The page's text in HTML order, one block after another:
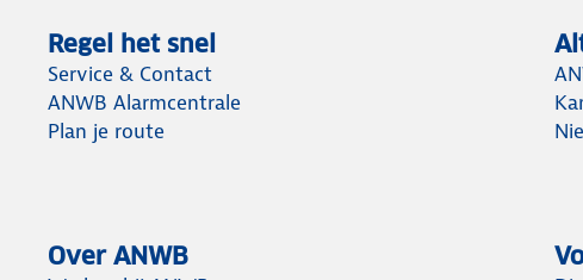
Regel het snel
Service & Contact
ANWB Alarmcentrale
Plan je route
Over ANWB